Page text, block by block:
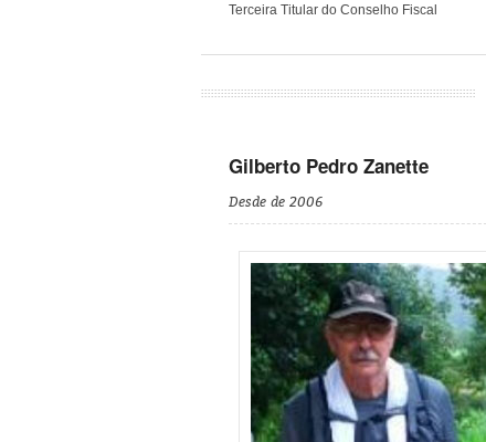
Terceira Titular do Conselho Fiscal
Gilberto Pedro Zanette
Desde de 2006